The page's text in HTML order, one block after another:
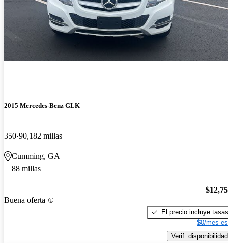
2015 Mercedes-Benz GLK
350 90,182 millas
Cumming, GA
88 millas
Buena oferta
El precio incluye tasas
$0/mes
Verif. disponibilidad